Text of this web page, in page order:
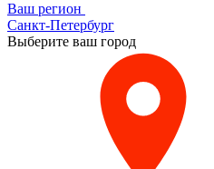
Ваш регион
Санкт-Петербург
Выберите ваш город